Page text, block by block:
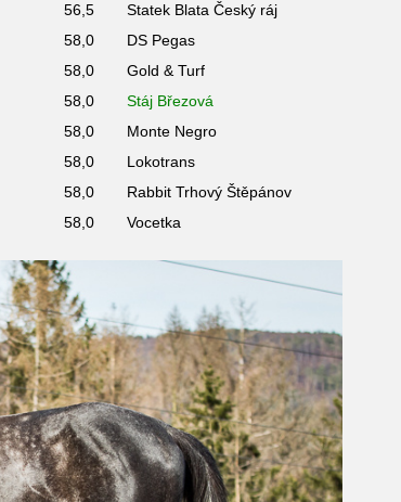
56,5
Statek Blata Český ráj
58,0
DS Pegas
58,0
Gold & Turf
58,0
Stáj Březová
58,0
Monte Negro
58,0
Lokotrans
58,0
Rabbit Trhový Štěpánov
58,0 Vocetka